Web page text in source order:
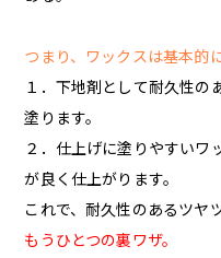
つまり、ワックスは基本的
１．下地剤として耐久性の
塗ります。
２．仕上げに塗りやすいワ
が良く仕上がります。
これで、耐久性のあるツヤ
もうひとつの裏ワザ。